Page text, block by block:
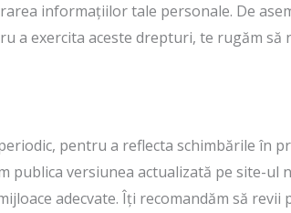
informațiilor tale personale. De
exercita aceste drepturi, te rugăm să
pentru a reflecta schimbările în
versiunea actualizată pe site-ul
adecvate. Îți recomandăm să revii